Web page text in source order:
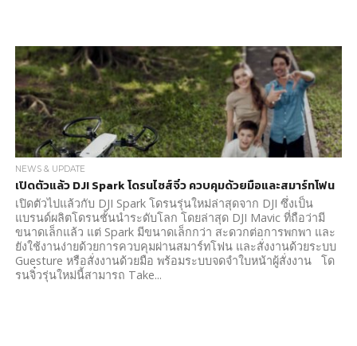
NEWS & UPDATE
เปิดตัวแล้ว DJI Spark โดรนไซส์จิ๋ว ควบคุมด้วยมือและสมาร์ทโฟน
เปิดตัวไปแล้วกับ DJI Spark โดรนรุ่นใหม่ล่าสุดจาก DJI ซึ่งเป็น
แบรนด์ผลิตโดรนชั้นนำระดับโลก โดยล่าสุด DJI Mavic ที่ถือว่ามี
ขนาดเล็กแล้ว แต่ Spark มีขนาดเล็กกว่า สะดวกต่อการพกพา และ
ยังใช้งานง่ายด้วยการควบคุมผ่านสมาร์ทโฟน และสั่งงานด้วยระบบ
Guesture หรือสั่งงานด้วยมือ พร้อมระบบจดจำใบหน้าผู้สั่งงาน โด
รนจิ๋วรุ่นใหม่นี้สามารถ Take...